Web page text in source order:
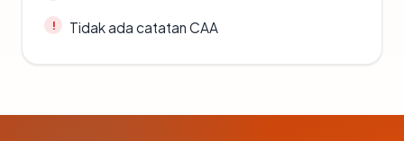
Tidak ada catatan CAA